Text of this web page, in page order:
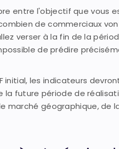
entre l'objectif que vous
de commerciaux
verser à la fin de la
de prédire
initial, les indicateurs
future période de
marché géographique, de